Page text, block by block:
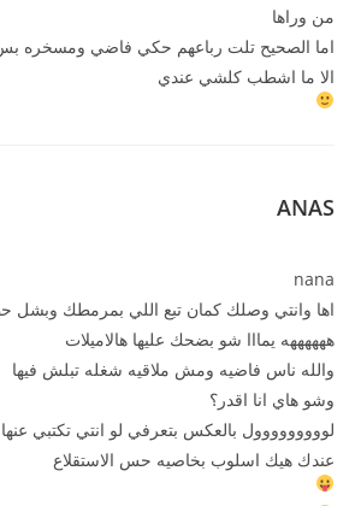
من وراها
اما الصحيح تلت رباعهم حكي فاضي ومسخره
الا ما اشطب كلشي عندي
ANAS
nana
اها وانتي وصلك كمان تبع اللي بمرمطك وبشل
ههههههه يمااا شو بضحك عليها هالاميلات
والله ناس فاضيه ومش ملاقيه شغله تبلش فيها
وشو هاي انا اقدر؟
لووووووووول بالعكس بتعرفي لو انتي تكتبي
عندك هيك اسلوب بخاصيه حس الاستقلاع